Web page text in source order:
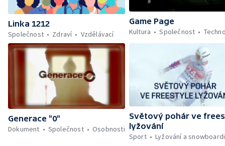
Linka 1212
Společnost
Zdraví Vzdělávací
Game Page
Kultura
Společnost
Generace "0"
Dokument
Společnost Osobnosti
Světový pohár ve
lyžování
Sport
Lyžování a